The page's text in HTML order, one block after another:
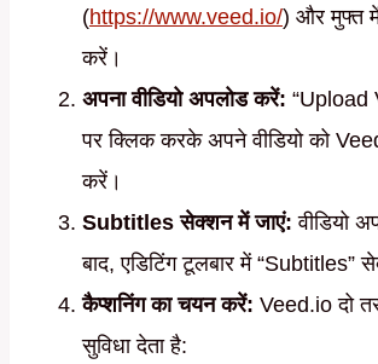
(https://www.veed.io/) और मुफ्त
करें।
अपना वीडियो अपलोड करें: “Upload
पर क्लिक करके अपने वीडियो को
करें।
Subtitles सेक्शन में जाएं: वीडियो
बाद, एडिटिंग टूलबार में “Subtitles”
कैप्शनिंग का चयन करें: Veed.io दो
सुविधा देता है: